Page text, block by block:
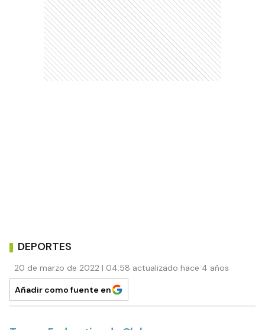
DEPORTES
20 de marzo de 2022 | 04:58 actualizado hace 4 años
Añadir como fuente en